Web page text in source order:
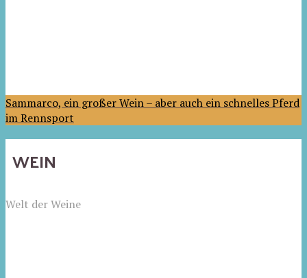
Sammarco, ein großer Wein – aber auch ein schnelles Pferd
im Rennsport
WEIN
Welt der Weine